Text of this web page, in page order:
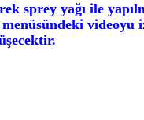
sprey yağı ile
videoyu